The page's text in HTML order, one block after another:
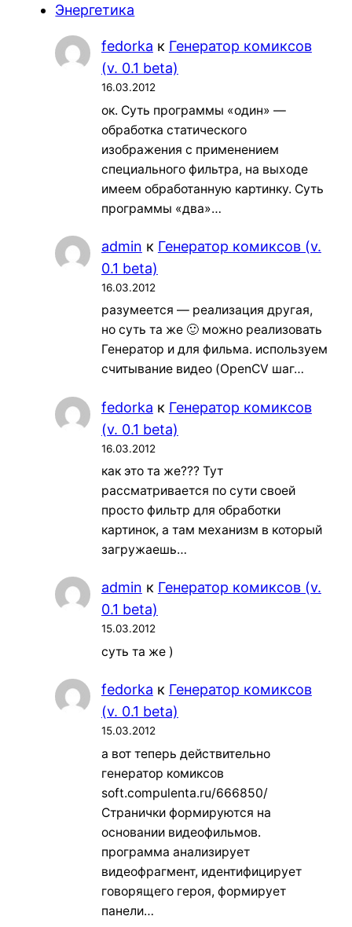
Энергетика
fedorka к Генератор комиксов
(v. 0.1 beta)
16.03.2012
ок. Суть программы «один» —
обработка статического
изображения с применением
специального фильтра, на выходе
имеем обработанную картинку. Суть
программы «два»…
admin к Генератор комиксов (v.
0.1 beta)
16.03.2012
разумеется — реализация другая,
но суть та же 🙂 можно реализовать
Генератор и для фильма. используем
считывание видео (OpenCV шаг…
fedorka к Генератор комиксов
(v. 0.1 beta)
16.03.2012
как это та же??? Тут
рассматривается по сути своей
просто фильтр для обработки
картинок, а там механизм в который
загружаешь…
admin к Генератор комиксов (v.
0.1 beta)
15.03.2012
суть та же )
fedorka к Генератор комиксов
(v. 0.1 beta)
15.03.2012
а вот теперь действительно
генератор комиксов
soft.compulenta.ru/666850/
Странички формируются на
основании видеофильмов.
программа анализирует
видеофрагмент, идентифицирует
говорящего героя, формирует
панели…